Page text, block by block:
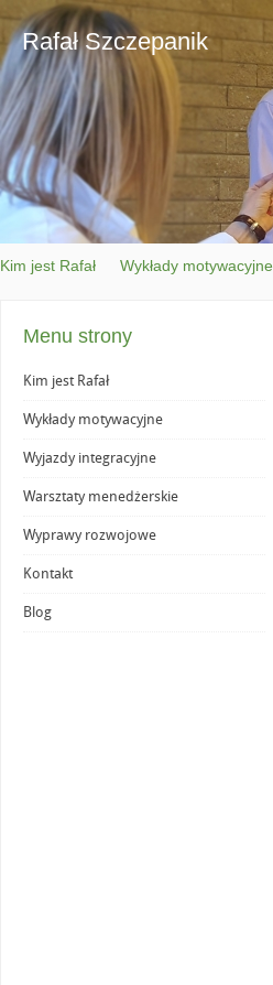
Rafał Szczepanik
Kim jest Rafał Wykłady motywacyjne
Menu strony
Kim jest Rafał
Wykłady motywacyjne
Wyjazdy integracyjne
Warsztaty menedżerskie
Wyprawy rozwojowe
Kontakt
Blog